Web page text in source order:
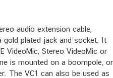
audio extension cable,
gold plated jack and socket. It
VideoMic, Stereo VideoMic or
is mounted on a boompole, or
The VC1 can also be used as